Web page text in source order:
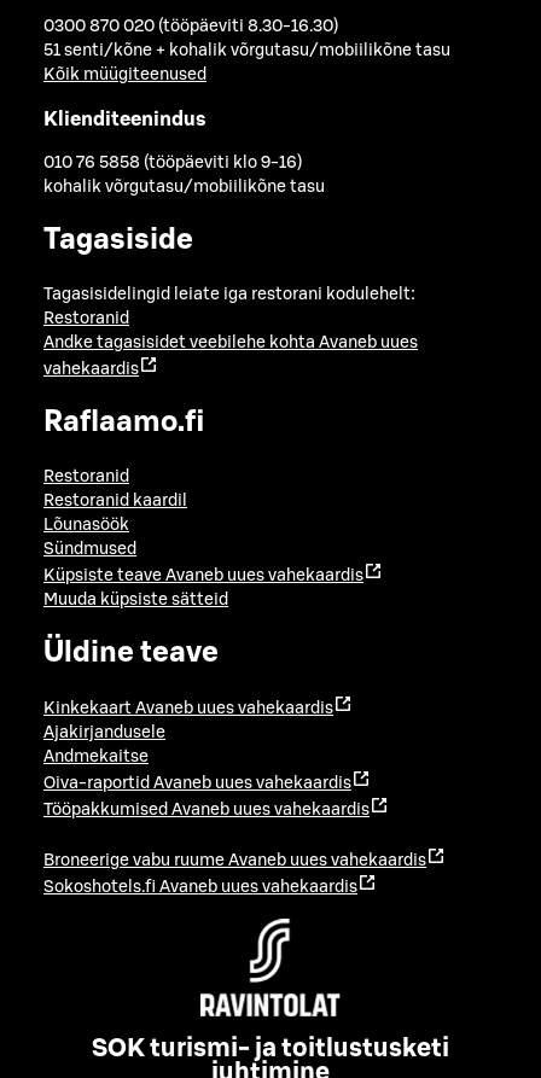
0300 870 020 (tööpäeviti 8.30-16.30)
51 senti/kõne + kohalik võrgutasu/mobiilikõne tasu
Kõik müügiteenused
Klienditeenindus
010 76 5858 (tööpäeviti klo 9-16)
kohalik võrgutasu/mobiilikõne tasu
Tagasiside
Tagasisidelingid leiate iga restorani kodulehelt:
Restoranid
Andke tagasisidet veebilehe kohta Avaneb uues
vahekaardis
Raflaamo.fi
Restoranid
Restoranid kaardil
Lõunasöök
Sündmused
Küpsiste teave Avaneb uues vahekaardis
Muuda küpsiste sätteid
Üldine teave
Kinkekaart Avaneb uues vahekaardis
Ajakirjandusele
Andmekaitse
Oiva-raportid Avaneb uues vahekaardis
Tööpakkumised Avaneb uues vahekaardis
Broneerige vabu ruume Avaneb uues vahekaardis
Sokoshotels.fi Avaneb uues vahekaardis
SOK turismi- ja toitlustusketi
juhtimine